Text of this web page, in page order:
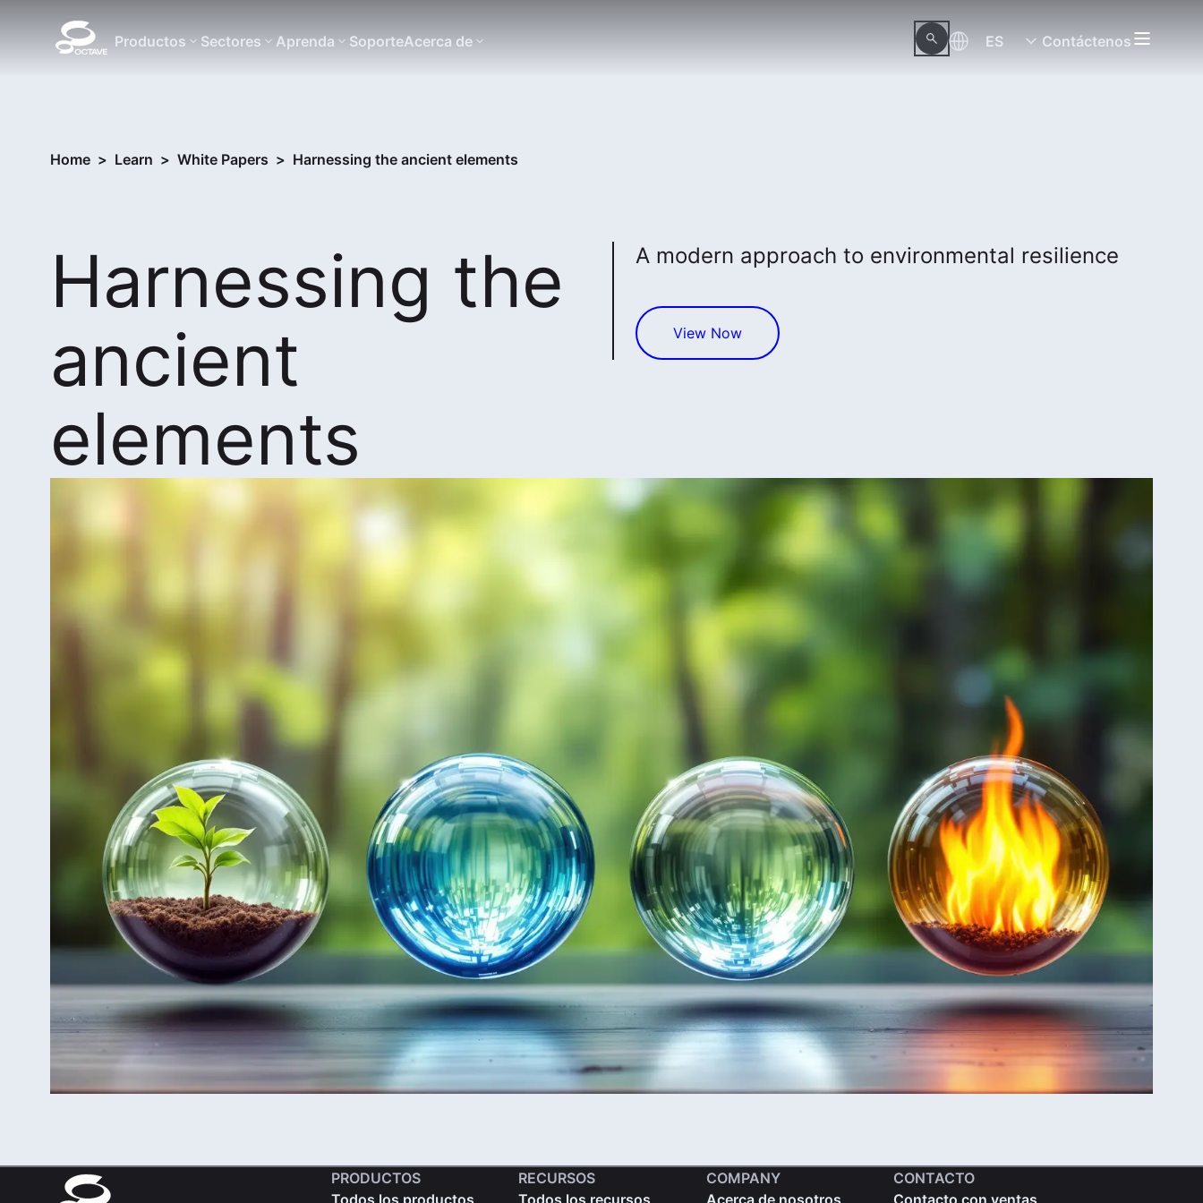
Productos Sectores Aprenda SoporteAcerca de ES Contáctenos
Home > Learn > White Papers > Harnessing the ancient elements
Harnessing the
ancient
elements
A modern approach to environmental resilience
View Now
PRODUCTOS
Todos los productos
RECURSOS
Todos los recursos
COMPANY
Acerca de nosotros
CONTACTO
Contacto con ventas